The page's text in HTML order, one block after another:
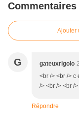
Commentaires
Ajouter
G gateuxrigolo
<br /> <br /> c
/> <br /> <br /
Répondre